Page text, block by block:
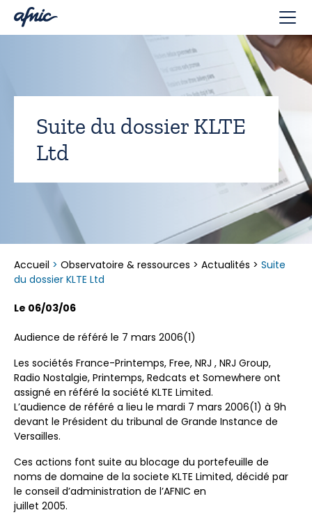
Suite du dossier KLTE
Ltd
Accueil > Observatoire & ressources > Actualités > Suite
du dossier KLTE Ltd
Le 06/03/06
Audience de référé le 7 mars 2006(1)
Les sociétés France-Printemps, Free, NRJ , NRJ Group,
Radio Nostalgie, Printemps, Redcats et Somewhere ont
assigné en référé la société KLTE Limited.
L’audience de référé a lieu le mardi 7 mars 2006(1) à 9h
devant le Président du tribunal de Grande Instance de
Versailles.
Ces actions font suite au blocage du portefeuille de
noms de domaine de la societe KLTE Limited, décidé par
le conseil d’administration de l’AFNIC en
juillet 2005.
Panneau de gestion des cookies